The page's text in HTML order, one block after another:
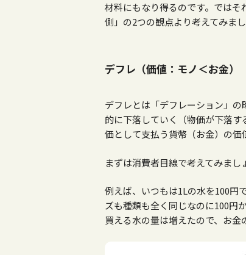
材料にもなり得るのです。では
側」の2つの観点より考えてみまし
デフレ（価値：モノ＜お金）
デフレとは「デフレーション」
的に下落していく（物価が下落
価として支払う貨幣（お金）の価
まずは消費者目線で考えてみまし
例えば、いつもは1Lの水を100円
ズも種類も全く同じなのに100円
買える水の量は増えたので、お金